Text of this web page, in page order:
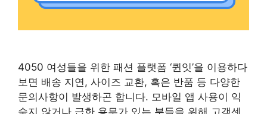
4050 여성들을 위한 패션 플랫폼 ‘퀸잇’을 이용하다
보면 배송 지연, 사이즈 교환, 혹은 반품 등 다양한
문의사항이 발생하곤 합니다. 모바일 앱 사용이 익
숙지 않거나 급한 용무가 있는 분들을 위해 고객센